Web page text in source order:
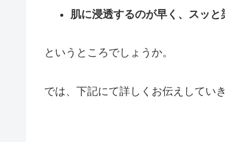
肌に浸透するのが早く、スッと
というところでしょうか。
では、下記にて詳しくお伝えしてい